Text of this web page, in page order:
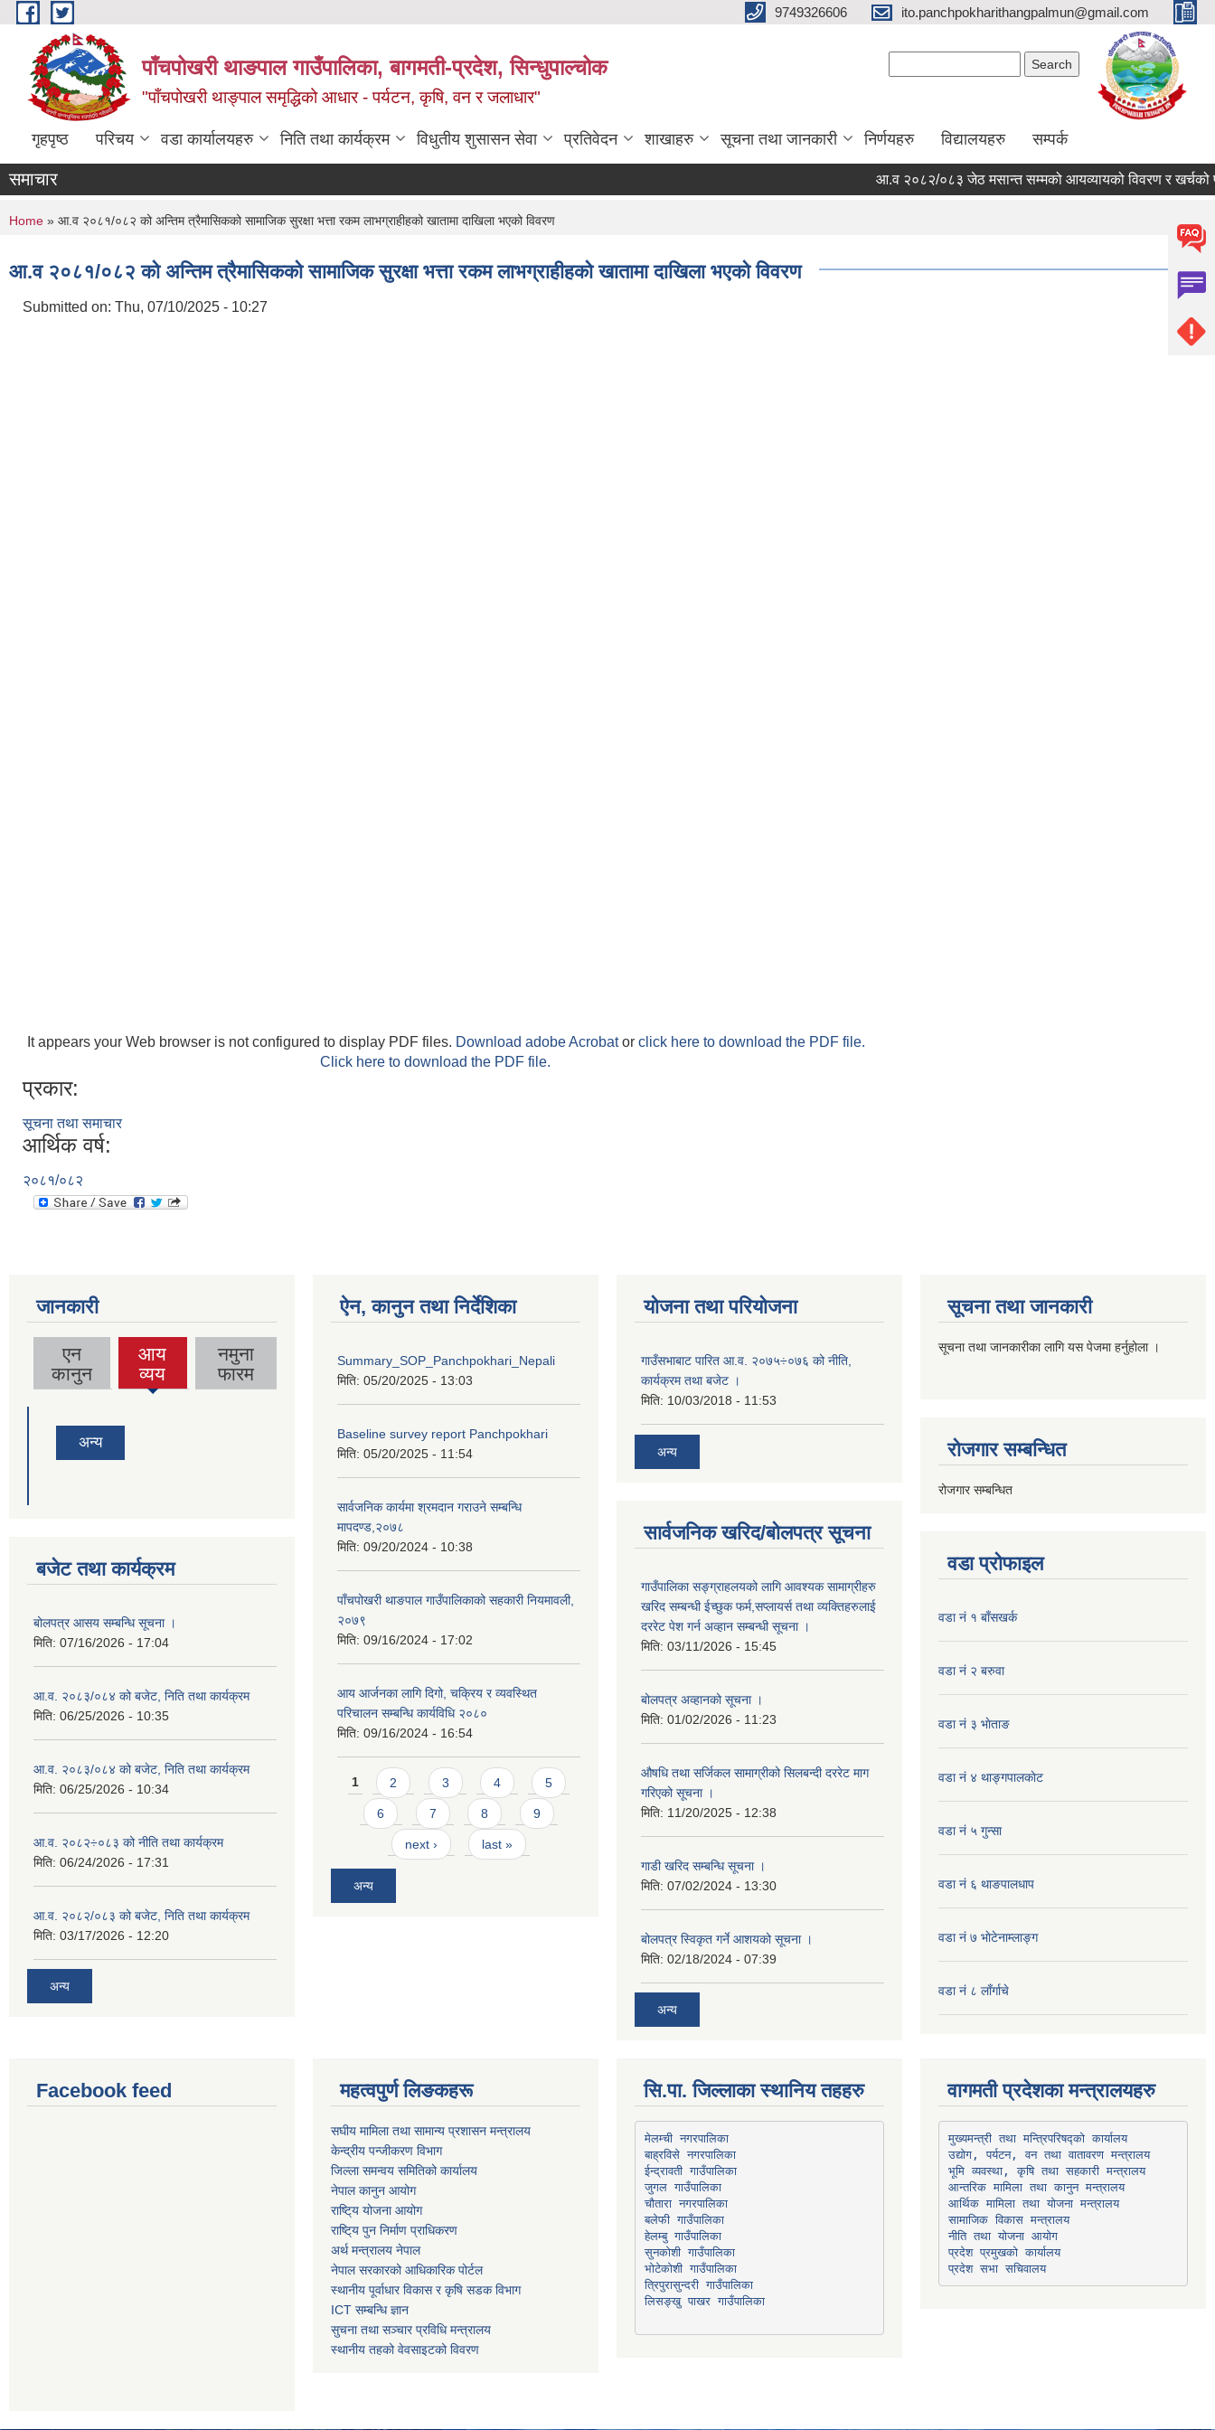
Skip to main content 9749326606 ito.panchpokharithangpalmun@gmail.com
पाँचपोखरी थाङपाल गाउँपालिका, बागमती-प्रदेश, सिन्धुपाल्चोक
"पाँचपोखरी थाङ्पाल समृद्धिको आधार - पर्यटन, कृषि, वन र जलाधार"
गृहपृष्ठ परिचय वडा कार्यालयहरु निति तथा कार्यक्रम विधुतीय शुसासन सेवा प्रतिवेदन शाखाहरु सूचना तथा जानकारी निर्णयहरु विद्यालयहरु सम्पर्क
समाचार आ.व २०८२/०८३ जेठ मसान्त सम्मको आयव्यायको विवरण र खर्चको
You are here
Home » आ.व २०८१/०८२ को अन्तिम त्रैमासिकको सामाजिक सुरक्षा भत्ता रकम लाभग्राहीहको खातामा दाखिला भएको विवरण
आ.व २०८१/०८२ को अन्तिम त्रैमासिकको सामाजिक सुरक्षा भत्ता रकम लाभग्राहीहको खातामा दाखिला भएको विवरण
Submitted on: Thu, 07/10/2025 - 10:27
It appears your Web browser is not configured to display PDF files. Download adobe Acrobator click here to download the PDF file.
Click here to download the PDF file.
प्रकार:
सूचना तथा समाचार
आर्थिक वर्ष:
२०८१/०८२
जानकारी
एन
कानुन
आय
व्यय
(active
tab)
नमुना
फारम
अन्य
बजेट तथा कार्यक्रम
बोलपत्र आसय सम्बन्धि सूचना ।
मिति: 07/16/2026 - 17:04
आ.व. २०८३/०८४ को बजेट, निति तथा कार्यक्रम
मिति: 06/25/2026 - 10:35
आ.व. २०८३/०८४ को बजेट, निति तथा कार्यक्रम
मिति: 06/25/2026 - 10:34
आ.व. २०८२÷०८३ को नीति तथा कार्यक्रम
मिति: 06/24/2026 - 17:31
आ.व. २०८२/०८३ को बजेट, निति तथा कार्यक्रम
मिति: 03/17/2026 - 12:20
अन्य
ऐन, कानुन तथा निर्देशिका
Summary_SOP_Panchpokhari_Nepali
मिति: 05/20/2025 - 13:03
Baseline survey report Panchpokhari
मिति: 05/20/2025 - 11:54
सार्वजनिक कार्यमा श्रमदान गराउने सम्बन्धि
मापदण्ड,२०७८
मिति: 09/20/2024 - 10:38
पाँचपोखरी थाङपाल गाउँपालिकाको सहकारी नियमावली,
२०७९
मिति: 09/16/2024 - 17:02
आय आर्जनका लागि दिगो, चक्रिय र व्यवस्थित
परिचालन सम्बन्धि कार्यविधि २०८०
मिति: 09/16/2024 - 16:54
Pages
1 2 3 4 5
6 7 8 9
next › last »
अन्य
योजना तथा परियोजना
गाउँसभाबाट पारित आ.व. २०७५÷०७६ को नीति,
कार्यक्रम तथा बजेट ।
मिति: 10/03/2018 - 11:53
अन्य
सार्वजनिक खरिद/बोलपत्र सूचना
गाउँपालिका सङ्ग्राहलयको लागि आवश्यक सामाग्रीहरु
खरिद सम्बन्धी ईच्छुक फर्म,सप्लायर्स तथा व्यक्तिहरुलाई
दररेट पेश गर्न अव्हान सम्बन्धी सूचना ।
मिति: 03/11/2026 - 15:45
बोलपत्र अव्हानको सूचना ।
मिति: 01/02/2026 - 11:23
औषधि तथा सर्जिकल सामाग्रीको सिलबन्दी दररेट माग
गरिएको सूचना ।
मिति: 11/20/2025 - 12:38
गाडी खरिद सम्बन्धि सूचना ।
मिति: 07/02/2024 - 13:30
बोलपत्र स्विकृत गर्ने आशयको सूचना ।
मिति: 02/18/2024 - 07:39
अन्य
सूचना तथा जानकारी
सूचना तथा जानकारीका लागि यस पेजमा हर्नुहोला ।
रोजगार सम्बन्धित
रोजगार सम्बन्धित
वडा प्रोफाइल
वडा नं १ बाँसखर्क
वडा नं २ बरुवा
वडा नं ३ भाेताङ
वडा नं ४ थाङ्गपालकाेट
वडा नं ५ गुन्सा
वडा नं ६ थाङपालधाप
वडा नं ७ भाेटेनाम्लाङ्ग
वडा नं ८ लाँर्गाचे
Facebook feed महत्वपुर्ण लिङकहरू
स‌घीय मामिला तथा सामान्य प्रशासन मन्त्रालय
केन्द्रीय पन्जीकरण विभाग
जिल्ला समन्वय समितिको कार्यालय
नेपाल कानुन आयोग
राष्टि्य योजना आयोग
राष्टि्य पुन निर्माण प्राधिकरण
अर्थ मन्त्रालय नेपाल
नेपाल सरकारको आधिकारिक पोर्टल
स्थानीय पूर्वाधार विकास र कृषि सडक विभाग
ICT सम्बन्धि ज्ञान
सुचना तथा सञ्चार प्रविधि मन्त्रालय
स्थानीय तहको वेवसाइटको विवरण
सि.पा. जिल्लाका स्थानिय तहहरु
मेलम्ची नगरपालिका
बाह्रविसे नगरपालिका
ईन्द्रावती गाउँपालिका
जुगल गाउँपालिका
चौतारा नगरपालिका
बलेफी गाउँपालिका
हेलम्बु गाउँपालिका
सुनकोशी गाउँपालिका
भोटेकोशी गाउँपालिका
त्रिपुरासुन्दरी गाउँपालिका
लिसङ्खु पाखर गाउँपालिका
वागमती प्रदेशका मन्त्रालयहरु
मुख्यमन्त्री तथा मन्त्रिपरिषद्को कार्यालय
उद्योग, पर्यटन, वन तथा वातावरण मन्त्रालय
भूमि व्यवस्था, कृषि तथा सहकारी मन्त्रालय
आन्तरिक मामिला तथा कानुन मन्त्रालय
आर्थिक मामिला तथा योजना मन्त्रालय
सामाजिक विकास मन्त्रालय
नीति तथा योजना आयोग
प्रदेश प्रमुखको कार्यालय
प्रदेश सभा सचिवालय